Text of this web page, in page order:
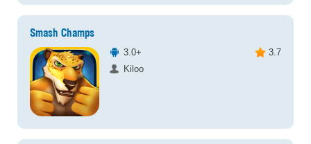
Smash Champs
3.0+
3.7
Kiloo